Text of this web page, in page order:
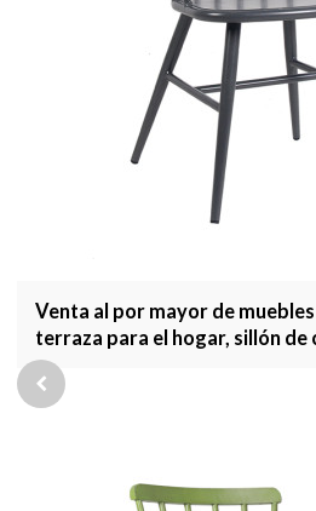
Venta al por mayor de
terraza para el hogar, sillón de
jardín, muebles de exterior